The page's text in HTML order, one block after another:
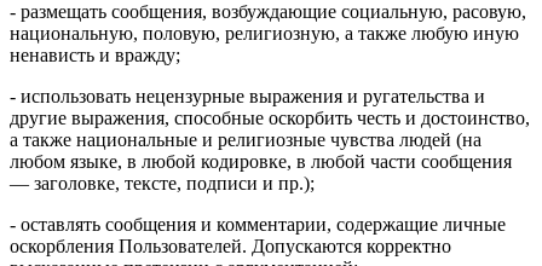
- размещать сообщения, возбуждающие социальную, расовую,
национальную, половую, религиозную, а также любую иную
ненависть и вражду;
- использовать нецензурные выражения и ругательства и
другие выражения, способные оскорбить честь и достоинство,
а также национальные и религиозные чувства людей (на
любом языке, в любой кодировке, в любой части сообщения
— заголовке, тексте, подписи и пр.);
- оставлять сообщения и комментарии, содержащие личные
оскорбления Пользователей. Допускаются корректно